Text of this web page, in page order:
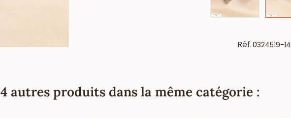
Réf.0324519-14
4 autres produits dans la même catégorie :